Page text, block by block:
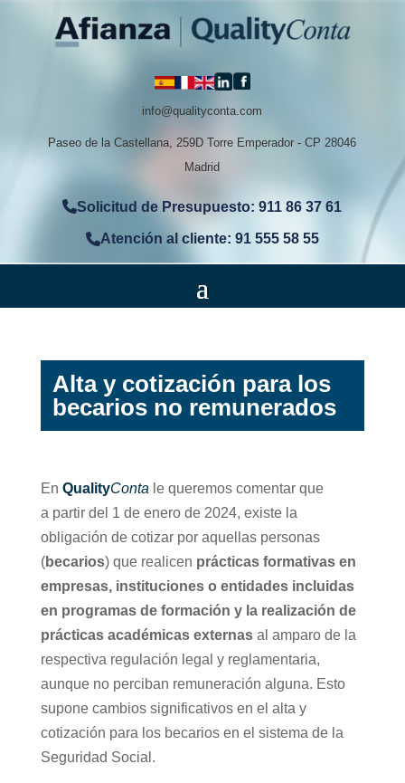
info@qualityconta.com
Paseo de la Castellana, 259D Torre Emperador - CP 28046
Madrid
Solicitud de Presupuesto: 911 86 37 61
Atención al cliente: 91 555 58 55
Alta y cotización para los
becarios no remunerados
En QualityConta le queremos comentar que
a partir del 1 de enero de 2024, existe la
obligación de cotizar por aquellas personas
(becarios) que realicen prácticas formativas en
empresas, instituciones o entidades incluidas
en programas de formación y la realización de
prácticas académicas externasal amparo de la
respectiva regulación legal y reglamentaria,
aunque no perciban remuneración alguna. Esto
supone cambios significativos en el alta y
cotización para los becarios en el sistema de la
Seguridad Social.